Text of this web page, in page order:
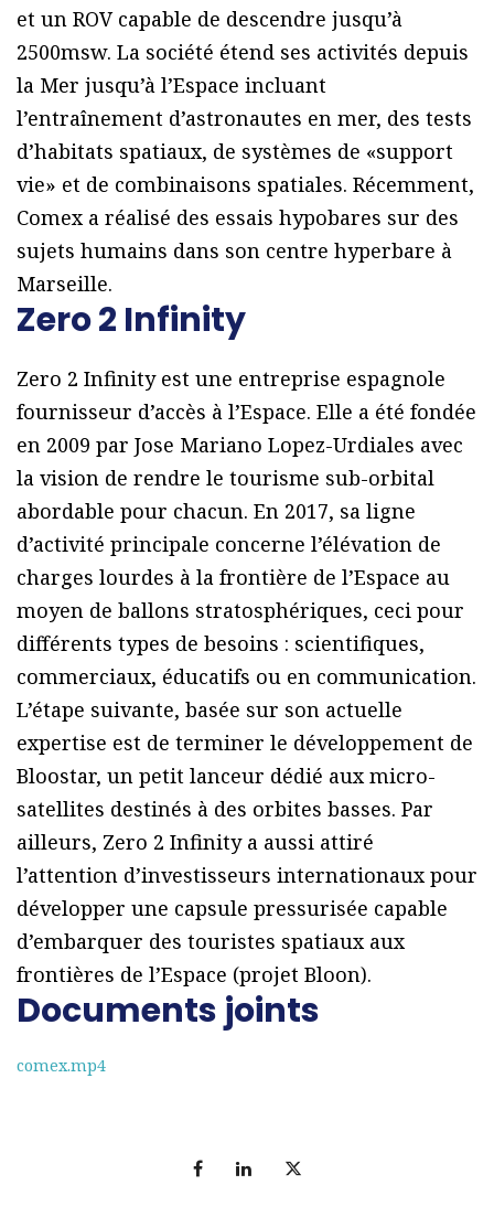
et un ROV capable de descendre jusqu’à
2500msw. La société étend ses activités depuis
la Mer jusqu’à l’Espace incluant
l’entraînement d’astronautes en mer, des tests
d’habitats spatiaux, de systèmes de «support
vie» et de combinaisons spatiales. Récemment,
Comex a réalisé des essais hypobares sur des
sujets humains dans son centre hyperbare à
Marseille.
Zero 2 Infinity
Zero 2 Infinity est une entreprise espagnole
fournisseur d’accès à l’Espace. Elle a été fondée
en 2009 par Jose Mariano Lopez-Urdiales avec
la vision de rendre le tourisme sub-orbital
abordable pour chacun. En 2017, sa ligne
d’activité principale concerne l’élévation de
charges lourdes à la frontière de l’Espace au
moyen de ballons stratosphériques, ceci pour
différents types de besoins : scientifiques,
commerciaux, éducatifs ou en communication.
L’étape suivante, basée sur son actuelle
expertise est de terminer le développement de
Bloostar, un petit lanceur dédié aux micro-
satellites destinés à des orbites basses. Par
ailleurs, Zero 2 Infinity a aussi attiré
l’attention d’investisseurs internationaux pour
développer une capsule pressurisée capable
d’embarquer des touristes spatiaux aux
frontières de l’Espace (projet Bloon).
Documents joints
comex.mp4